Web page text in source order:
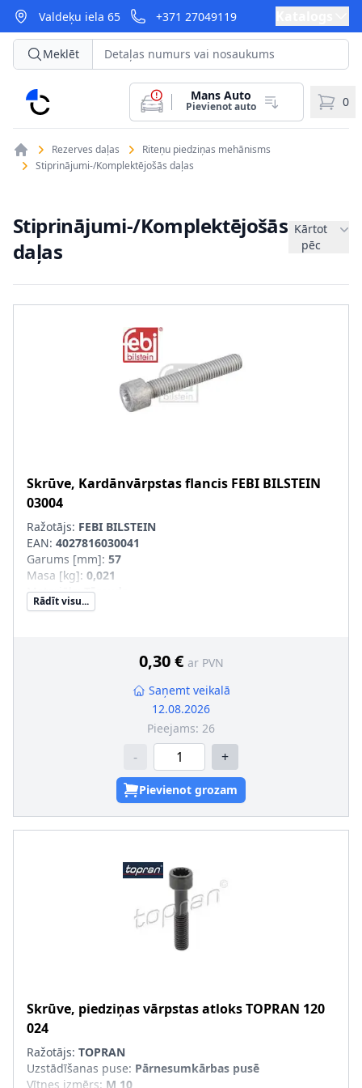
Valdeķu iela 65 +371 27049119
CarParts
Meklēt
Mans Auto
Pievienot auto 0
Rezerves daļas
Riteņu piedziņas mehānisms
Stiprinājumi-/Komplektējošās daļas
Stiprinājumi-/Komplektējošās
daļas
Kārtot
pēc
Skrūve, Kardānvārpstas flancis FEBI BILSTEIN
03004
Ražotājs: FEBI BILSTEIN
EAN: 4027816030041
Garums [mm]: 57
Masa [kg]: 0,021
Materiāls:Tērauds
Skrūves galvas-/Uzgriežņa profils
:46
Skrūves garums zem galvas [mm]:48
M8 x 1,25
Rādīt visu...
0,30 € ar PVN
Saņemt veikalā
12.08.2026
Pieejams: 26
- +
Pievienot grozam
Skrūve, piedziņas vārpstas atloksTOPRAN 120
024
Ražotājs: TOPRAN
Uzstādīšanas puse: Pārnesumkārbas pusē
Vītnes izmērs: M 10